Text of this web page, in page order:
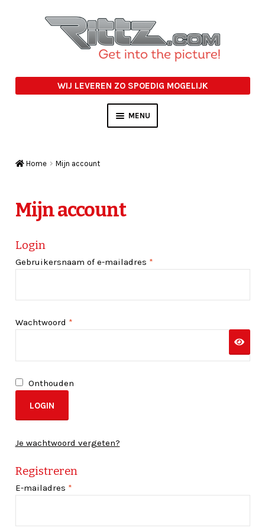
WIJ LEVEREN ZO SPOEDIG MOGELIJK
MENU
STUDIO ACCESSOIRES
Home Mijn account
Mijn account
Login
Gebruikersnaam of e-mailadres *Vereist
Wachtwoord *Vereist
Onthouden
LOGIN
Je wachtwoord vergeten?
Registreren
E-mailadres *Vereist